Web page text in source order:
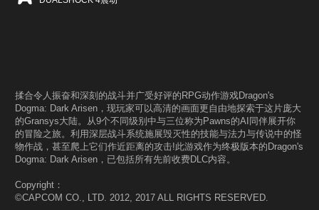
揉合令人振奋和深刻的战斗并广受好评的RPG动作游戏Dragon's
Dogma: Dark Arisen，现玩家可以高清的画面更自由地探索于这片庞大
的Gransys大陆。从9个不同级别中与三位称为Pawns的AI同伴展开你
的冒险之旅。利用深层战斗系统施展毁灭性的技能与法力与传说中的怪
物作战，甚至爬上它们作近距离的攻击!此游戏作为终极版本的Dragon's
Dogma: Dark Arisen，已包括所有先前收费DLC内容。
Copyright：
©CAPCOM CO., LTD. 2012, 2017 ALL RIGHTS RESERVED.